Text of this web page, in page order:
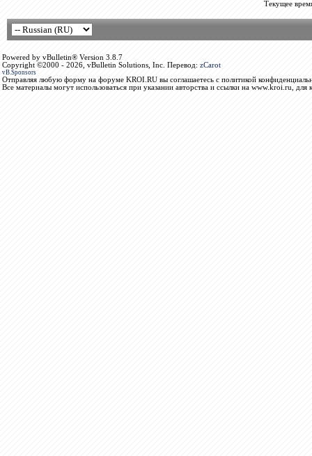
Текущее
Powered by vBulletin® Version 3.8.7
Copyright ©2000 - 2026, vBulletin Solutions, Inc. Перевод: zCarot
vB.Sponsors
Отправляя любую форму на форуме KROI.RU вы соглашаетесь с политикой
Все материалы могут использоваться при указании авторства и ссылки на www.kroi.ru, для